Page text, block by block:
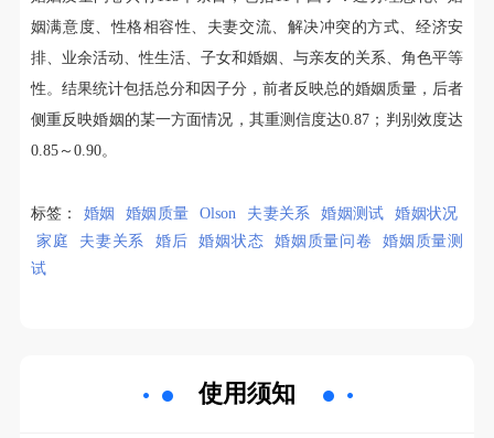
姻满意度、性格相容性、夫妻交流、解决冲突的方式、经济安
排、业余活动、性生活、子女和婚姻、与亲友的关系、角色平等
性。结果统计包括总分和因子分，前者反映总的婚姻质量，后者
侧重反映婚姻的某一方面情况，其重测信度达0.87；判别效度达
0.85～0.90。
标签： 婚姻 婚姻质量 Olson 夫妻关系 婚姻测试
婚姻状况
家庭
夫妻关系 婚后 婚姻状态 婚姻质量问卷
婚姻质量测
试
使用须知